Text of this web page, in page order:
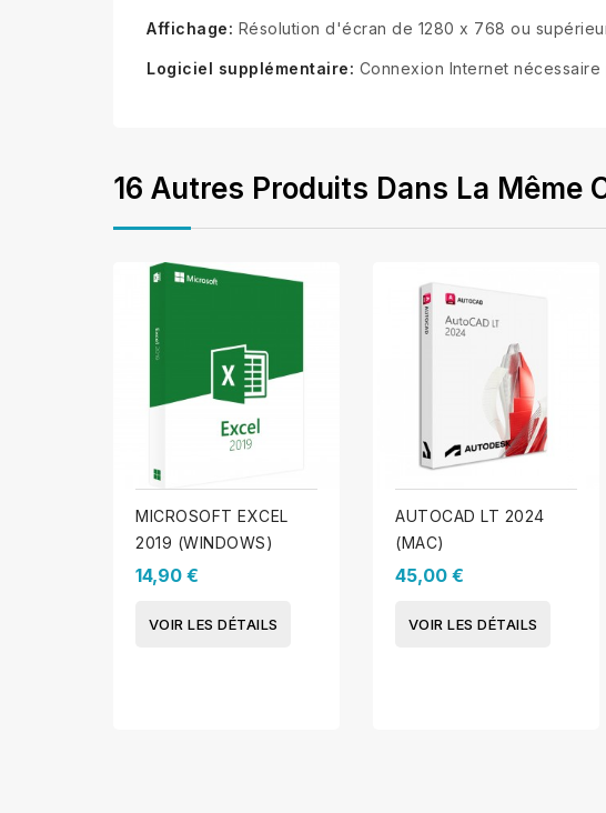
Affichage: Résolution d'écran de 1280 x 768 ou
Logiciel supplémentaire: Connexion Internet
16 Autres Produits Dans La Même
MICROSOFT EXCEL
2019 (WINDOWS)
14,90 €
VOIR LES DÉTAILS
AUTOCAD LT 2024
(MAC)
45,00 €
VOIR LES DÉTAILS